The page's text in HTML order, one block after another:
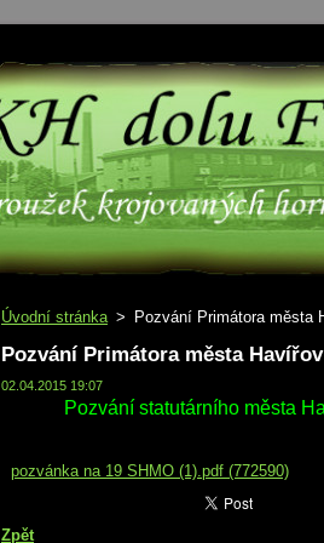
Úvodní stránka > Pozvání Primátora města
Pozvání Primátora města Havířov
02.04.2015 19:07
Pozvání statutárního města
pozvánka na 19 SHMO (1).pdf (772590)
Zpět